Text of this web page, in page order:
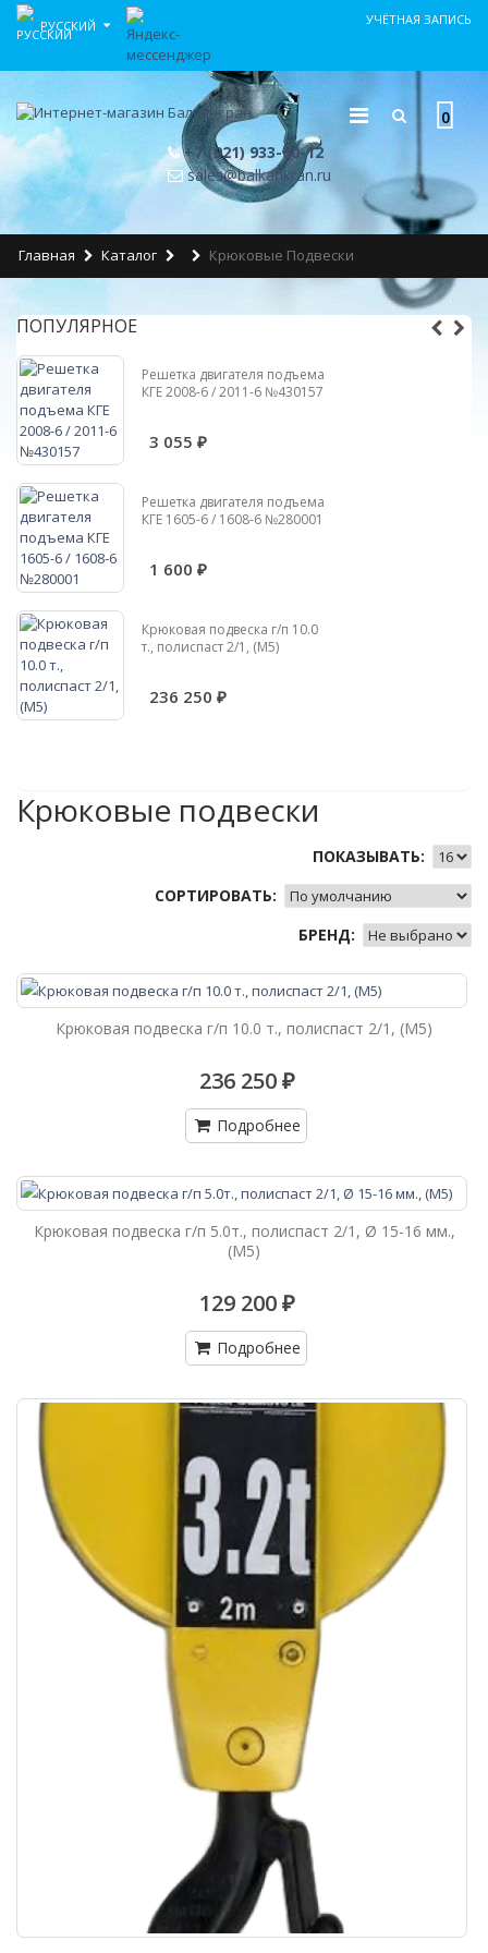
РУССКИЙ УЧЁТНАЯ ЗАПИСЬ
0
+7 (921) 933-60-12
sales@balkankran.ru
Главная Каталог Крюковые Подвески
ПОПУЛЯРНОЕ
Решетка двигателя подъема
КГЕ 2008-6 / 2011-6 №430157
3 055 ₽
Решетка двигателя подъема
КГЕ 1605-6 / 1608-6 №280001
1 600 ₽
Крюковая подвеска г/п 10.0
т., полиспаст 2/1, (М5)
236 250 ₽
Крюковые подвески
ПОКАЗЫВАТЬ:
СОРТИРОВАТЬ:
БРЕНД:
Крюковая подвеска г/п 10.0 т., полиспаст 2/1, (М5)
236 250 ₽
Подробнее
Крюковая подвеска г/п 5.0т., полиспаст 2/1, Ø 15-16 мм.,
(М5)
129 200 ₽
Подробнее